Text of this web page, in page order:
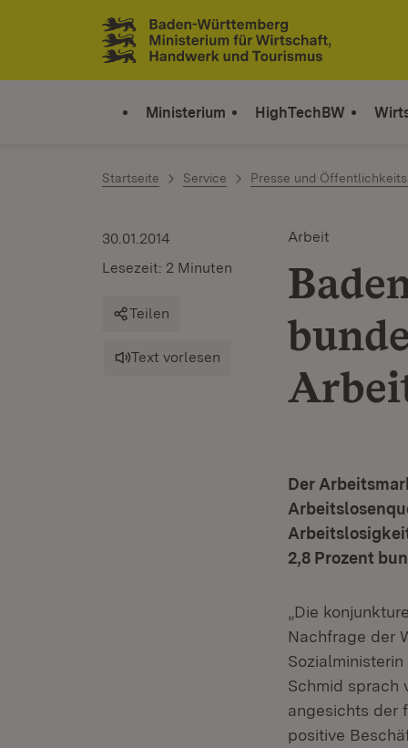
Zum Inhalt springen
Link zur Startseite
Ministerium HighTechBW
Startseite Service Presse und
Arbeit
30.01.2014
Lesezeit: 2 Minuten
Teilen
Text vorlesen
Der
2,8 Prozent
„Die
Nachfrage der
Schmid sprach
angesichts der
positive